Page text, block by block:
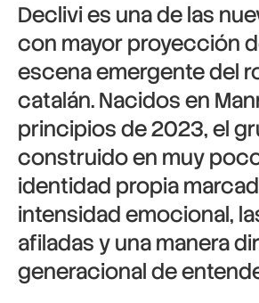
Declivies una de las
con mayor proyección
escena emergente del
catalán. Nacidos en
principios de 2023, el
construido en muy
identidad propia
intensidad emocional,
afiladas y una manera
generacional de